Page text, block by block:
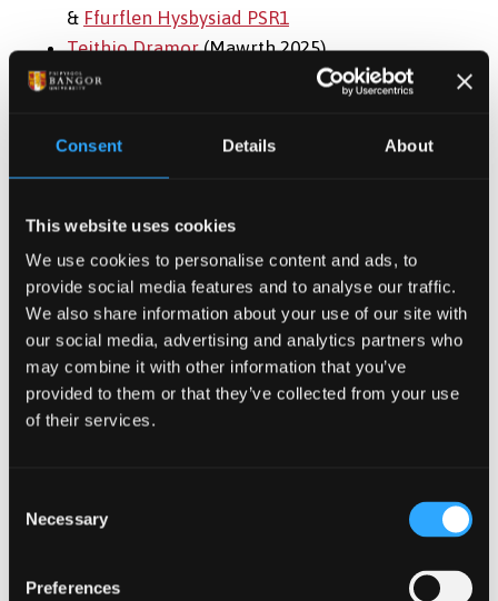
Consent Details About
This website uses cookies
We use cookies to personalise content and ads, to
provide social media features and to analyse our traffic.
We also share information about your use of our site with
our social media, advertising and analytics partners who
may combine it with other information that you’ve
provided to them or that they’ve collected from your use
of their services.
Selection
Necessary
Preferences
& Ffurflen Hysbysiad PSR1
Teithio Dramor(Mawrth 2025)
Ymbelydredd Ioneiddio (ffynhonnell agor)
Rheoli Radon
(Ionawr 2025)
Chanllawiau Rheoli Cysylltiedig
Safon Polisi Laser Defnyddio'n Ddiogel(Mawrth
2024)
Polisi Ffynonellau Ymbelydredd wedi'u Selio
(Mawrth 2024)
Polisi Dirgryniad Llaw Braich(Ionawr 2024)
Safon Polisi Dron
(Ionawr 2024)
Safon Polisi Prosiectau Deifio'r Brifysgol (Mai
Safon Polisi Diogelwch Gyrwyr a Cherbydau